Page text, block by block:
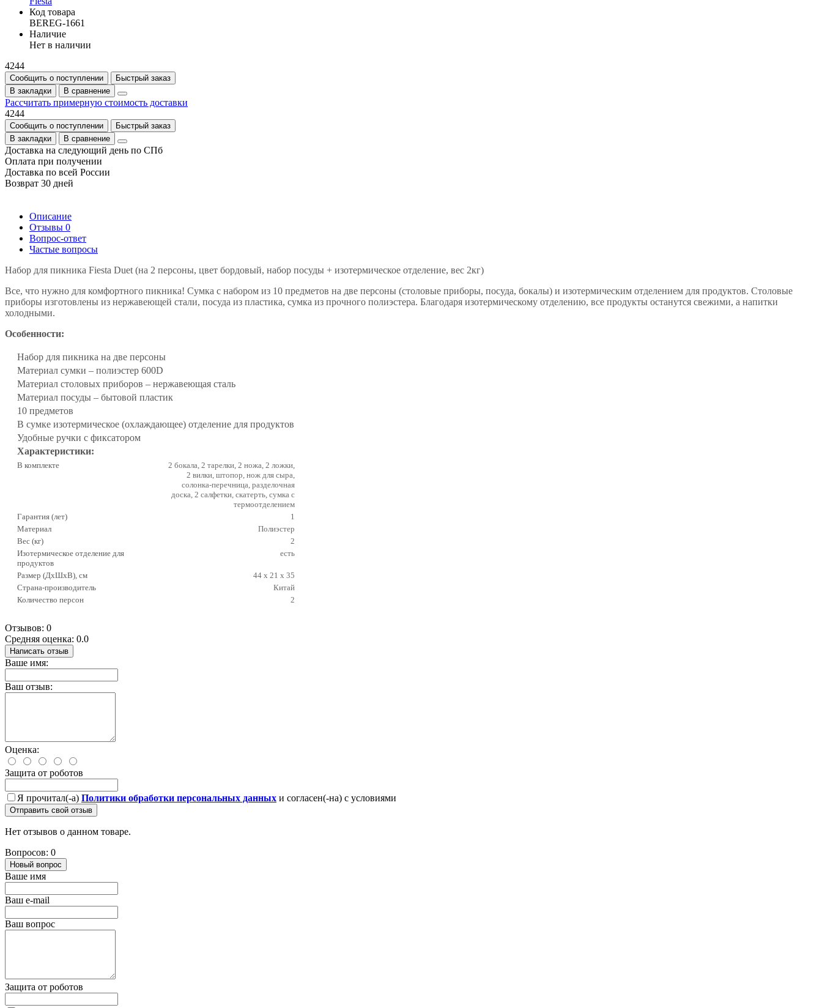
Код товара
BEREG-1661
Наличие
Нет в наличии
4244
Сообщить о поступлении
Быстрый заказ
В закладки
В сравнение
Рассчитать примерную стоимость доставки
4244
Сообщить о поступлении
Быстрый заказ
В закладки
В сравнение
Доставка на следующий день по СПб
Оплата при получении
Доставка по всей России
Возврат 30 дней
Описание
Отзывы 0
Вопрос-ответ
Частые вопросы
Набор для пикника Fiesta Duet (на 2 персоны, цвет бордовый, набор посуды + изотермическое отделение, вес 2кг)
Все, что нужно для комфортного пикника! Сумка с набором из 10 предметов на две персоны (столовые приборы, посуда, бокалы) и изотермическим отделением для продуктов. Столовые
приборы изготовлены из нержавеющей стали, посуда из пластика, сумка из прочного полиэстера. Благодаря изотермическому отделению, все продукты останутся свежими, а напитки
холодными.
Особенности:
Набор для пикника на две персоны
Материал сумки – полиэстер 600D
Материал столовых приборов – нержавеющая сталь
Материал посуды – бытовой пластик
10 предметов
В сумке изотермическое (охлаждающее) отделение для продуктов
Удобные ручки с фиксатором
Характеристики:
В комплекте
2 бокала, 2 тарелки, 2 ножа, 2 ложки,
2 вилки, штопор, нож для сыра,
солонка-перечница, разделочная
доска, 2 салфетки, скатерть, сумка с
термоотделением
Гарантия (лет)
1
Материал
Полиэстер
Вес (кг)
2
Изотермическое отделение для
продуктов
есть
Размер (ДхШхВ), см
44 х 21 х 35
Страна-производитель
Китай
Количество персон
2
Отзывов: 0
Средняя оценка: 0.0
Написать отзыв
Ваше имя:
Ваш отзыв:
Оценка:
Защита от роботов
Я прочитал(-а) Политики обработки персональных данных и согласен(-на) с условиями
Отправить свой отзыв
Нет отзывов о данном товаре.
Вопросов: 0
Новый вопрос
Ваше имя
Ваш e-mail
Ваш вопрос
Защита от роботов